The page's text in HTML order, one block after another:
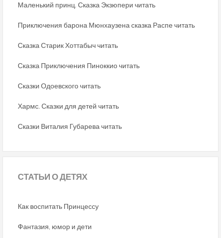
Маленький принц. Сказка Экзюпери читать
Приключения барона Мюнхаузена сказка Распе читать
Сказка Старик Хоттабыч читать
Сказка Приключения Пиноккио читать
Сказки Одоевского читать
Хармс. Сказки для детей читать
Сказки Виталия Губарева читать
СТАТЬИО ДЕТЯХ
Как воспитать Принцессу
Фантазия, юмор и дети